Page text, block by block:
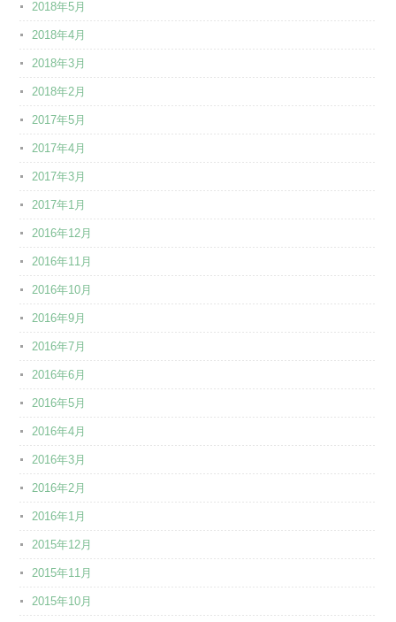
2018年5月
2018年4月
2018年3月
2018年2月
2017年5月
2017年4月
2017年3月
2017年1月
2016年12月
2016年11月
2016年10月
2016年9月
2016年7月
2016年6月
2016年5月
2016年4月
2016年3月
2016年2月
2016年1月
2015年12月
2015年11月
2015年10月